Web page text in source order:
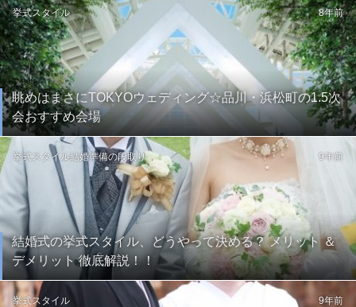
眺めはまさにTOKYOウェディング☆品川・浜松町の1.5次
会おすすめ会場
挙式スタイル 8年前
結婚式の挙式スタイル、どうやって決める？ メリット ＆
デメリット 徹底解説！！
挙式スタイル結婚準備の段取り 9年前
挙式スタイル 9年前